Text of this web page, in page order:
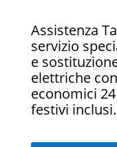
Assistenza
servizio
e
elettriche
economici
festivi inclusi.